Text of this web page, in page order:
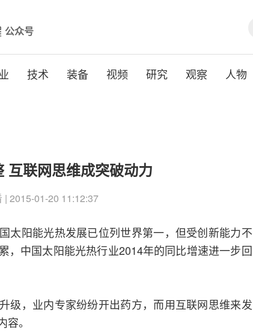
公众号
技术 装备 视频 研究 观察 人物
互联网思维成突破动力
| 2015-01-20 11:12:37
阳能光热发展已位列世界第一，但受创新能力不
，中国太阳能光热行业2014年的同比增速进一步回
，业内专家纷纷开出药方，而用互联网思维来发
。